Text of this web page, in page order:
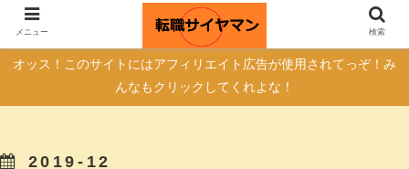
転職サイトの真実
オッス！このサイトにはアフィリエイト広告が使用されてっぞ！み
んなもクリックしてくれよな！
2019-12
メニュー 検索